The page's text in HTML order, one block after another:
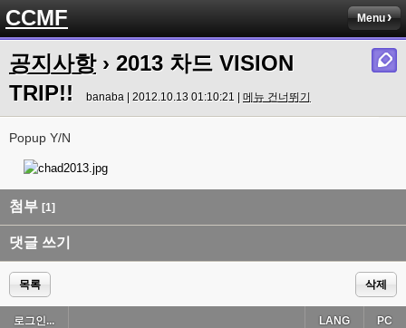
CCMF Menu
공지사항› 2013 차드 VISION
TRIP!!
banaba | 2012.10.13 01:10:21 | 메뉴 건너뛰기
Popup Y/N
첨부 [1]
댓글 쓰기
목록 삭제
로그인... PC
LANG